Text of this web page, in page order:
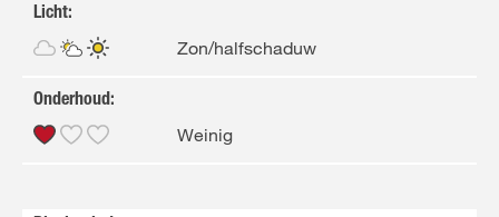
Licht:
Zon/halfschaduw
Onderhoud:
Weinig